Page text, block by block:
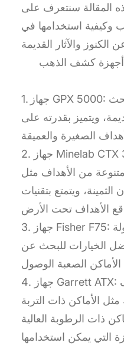
المقالة سنتعرف على
استخدامها في
أجهزة كشف الذهب
1. جهاز GPX 5000: يعتبر من أفضل الأجهزة للبحث
ويتميز بقدرته على
2. جهاز Minelab CTX 3030: يتميز بقدرته على
من الأهداف مثل
ويتمتع بتقنيات
3. جهاز Fisher F75: يتميز بخفة الوزن وسهولة
الخيارات للبحث عن
4. جهاز Garrett ATX: يتميز بقدرته على الكشف
الأماكن ذات التربة
التي يمكن استخدامها